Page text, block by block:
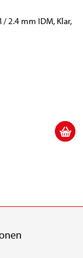
2.4 mm IDM, Klar,